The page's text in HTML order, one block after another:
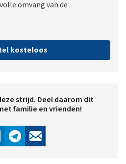
omvang van de
kosteloos
strijd. Deel daarom dit
familie en vrienden!